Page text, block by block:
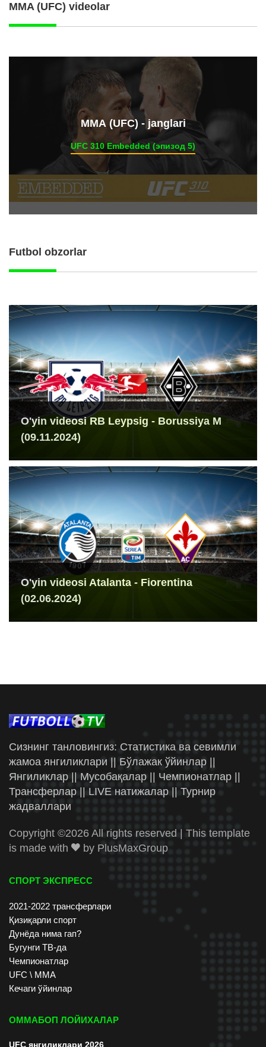
MMA (UFC) videolar
ММА (UFC) - janglari
UFC 310 Embedded (эпизод 5)
Futbol obzorlar
O'yin videosi RB Leypsig - Borussiya M
(09.11.2024)
O'yin videosi Atalanta - Fiorentina
(02.06.2024)
Сизнинг танловингиз: Статистика ва севимли
жамоа янгиликлари || Бўлажак ўйинлар ||
Янгиликлар || Мусобақалар || Чемпионатлар ||
Трансферлар || LIVE натижалар || Турнир
жадваллари
Copyright ©2026 All rights reserved | This template
is made with
by PlusMaxGroup
СПОРТ ЭКСПРЕСС
2021-2022 трансферлари
Қизиқарли спорт
Дунёда нима гап?
Бугунги ТВ-да
Чемпионатлар
UFC \ ММА
Кечаги ўйинлар
ОММАБОП ЛОЙИХАЛАР
UFC янгиликлари 2026